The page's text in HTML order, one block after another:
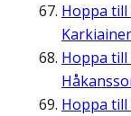
Hoppa till
Hoppa till
Hoppa till